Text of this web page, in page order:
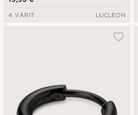
4 VÄRIT LUCLEON